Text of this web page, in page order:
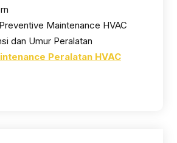
Maintenance HVAC
dan Umur Peralatan
Peralatan HVAC